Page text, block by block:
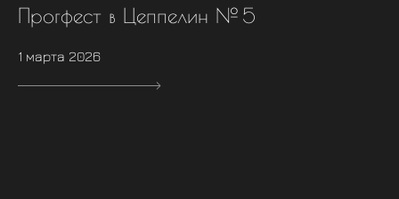
Прогфест в Цеппелин № 5
1 марта 2026